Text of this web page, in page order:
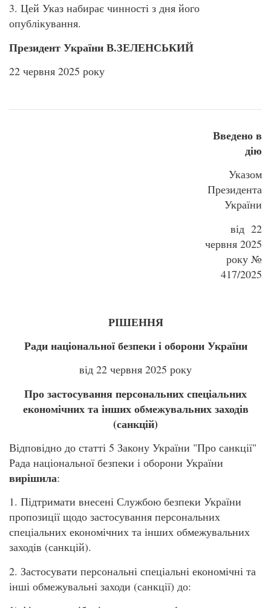
3. Цей Указ набирає чинності з дня його
опублікування.
Президент України В.ЗЕЛЕНСЬКИЙ
22 червня 2025 року
Введено в
дію
Указом
Президента
України
від 22
червня 2025
року №
417/2025
РІШЕННЯ
Ради національної безпеки і оборони України
від 22 червня 2025 року
Про застосування персональних спеціальних
економічних та інших обмежувальних заходів
(санкцій)
Відповідно до статті 5 Закону України "Про санкції"
Рада національної безпеки і оборони України
вирішила:
1. Підтримати внесені Службою безпеки України
пропозиції щодо застосування персональних
спеціальних економічних та інших обмежувальних
заходів (санкцій).
2. Застосувати персональні спеціальні економічні та
інші обмежувальні заходи (санкції) до: